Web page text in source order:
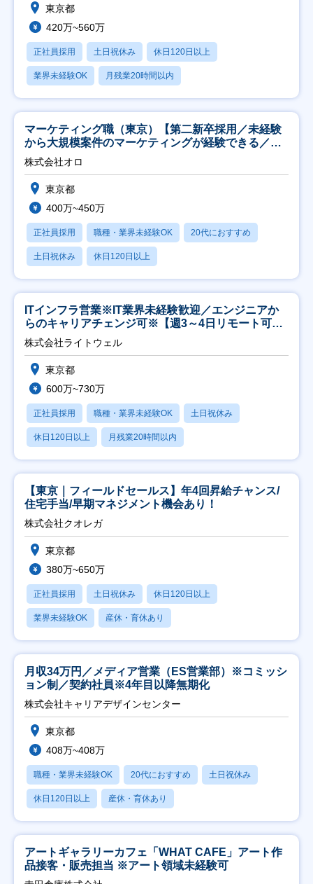
東京都
420万~560万
正社員採用 土日祝休み 休日120日以上
業界未経験OK 月残業20時間以内
マーケティング職（東京）【第二新卒採用／未経験
から大規模案件のマーケティングが経験できる／研
修充実】
株式会社オロ
東京都
400万~450万
正社員採用 職種・業界未経験OK 20代におすすめ
土日祝休み 休日120日以上
ITインフラ営業※IT業界未経験歓迎／エンジニアか
らのキャリアチェンジ可※【週3～4日リモート可
能】
株式会社ライトウェル
東京都
600万~730万
正社員採用 職種・業界未経験OK 土日祝休み
休日120日以上 月残業20時間以内
【東京｜フィールドセールス】年4回昇給チャンス/
住宅手当/早期マネジメント機会あり！
株式会社クオレガ
東京都
380万~650万
正社員採用 土日祝休み 休日120日以上
業界未経験OK 産休・育休あり
月収34万円／メディア営業（ES営業部）※コミッシ
ョン制／契約社員※4年目以降無期化
株式会社キャリアデザインセンター
東京都
408万~408万
職種・業界未経験OK 20代におすすめ 土日祝休み
休日120日以上 産休・育休あり
アートギャラリーカフェ「WHAT CAFE」アート作
品接客・販売担当 ※アート領域未経験可